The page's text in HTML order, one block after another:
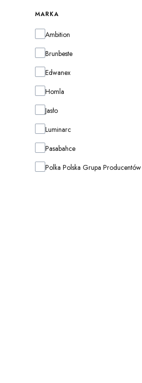
MARKA
Marka
Ambition
Brunbeste
Edwanex
Homla
Jasło
Luminarc
Pasabahce
Polka Polska Grupa Producentów